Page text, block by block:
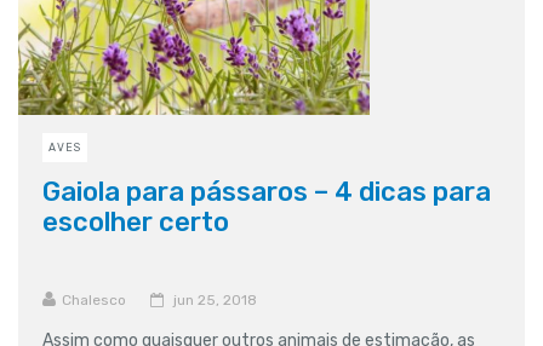
AVES
Gaiola para pássaros – 4 dicas para
escolher certo
Chalesco jun 25, 2018
Assim como quaisquer outros animais de estimação, as